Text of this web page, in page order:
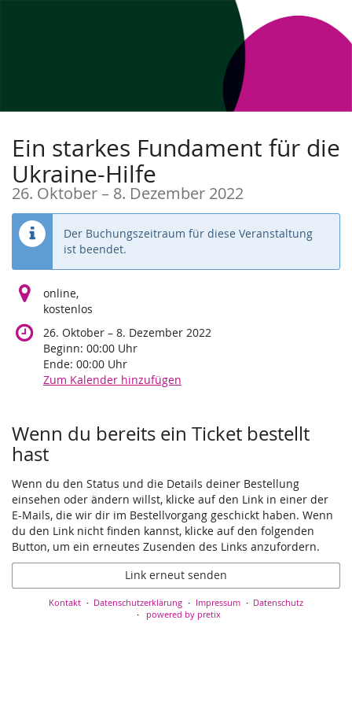
Ein starkes Fundament für die
Ukraine-Hilfe
26. Oktober–bis
8. Dezember 2022
Der Buchungszeitraum für diese Veranstaltung
ist beendet.
online,
kostenlos
26. Oktober –bis8. Dezember 2022
Beginn: 00:00 Uhr
Ende: 00:00 Uhr
Zum Kalender hinzufügen
Wenn du bereits ein Ticket bestellt
hast
Wenn du den Status und die Details deiner Bestellung
einsehen oder ändern willst, klicke auf den Link in einer der
E-Mails, die wir dir im Bestellvorgang geschickt haben. Wenn
du den Link nicht finden kannst, klicke auf den folgenden
Button, um ein erneutes Zusenden des Links anzufordern.
Link erneut senden
Kontakt Datenschutzerklärung Impressum
Datenschutz
powered by pretix